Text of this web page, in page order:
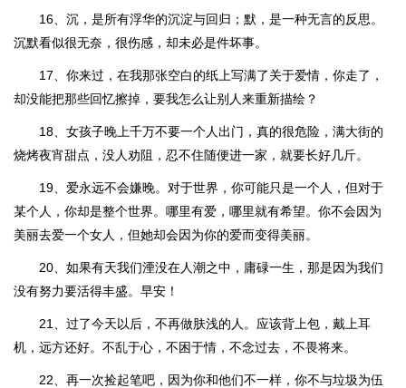
16、沉，是所有浮华的沉淀与回归；默，是一种无言的反思。
沉默看似很无奈，很伤感，却未必是件坏事。
17、你来过，在我那张空白的纸上写满了关于爱情，你走了，
却没能把那些回忆擦掉，要我怎么让别人来重新描绘？
18、女孩子晚上千万不要一个人出门，真的很危险，满大街的
烧烤夜宵甜点，没人劝阻，忍不住随便进一家，就要长好几斤。
19、爱永远不会嫌晚。对于世界，你可能只是一个人，但对于
某个人，你却是整个世界。哪里有爱，哪里就有希望。你不会因为
美丽去爱一个女人，但她却会因为你的爱而变得美丽。
20、如果有天我们湮没在人潮之中，庸碌一生，那是因为我们
没有努力要活得丰盛。早安！
21、过了今天以后，不再做肤浅的人。应该背上包，戴上耳
机，远方还好。不乱于心，不困于情，不念过去，不畏将来。
22、再一次捡起笔吧，因为你和他们不一样，你不与垃圾为伍